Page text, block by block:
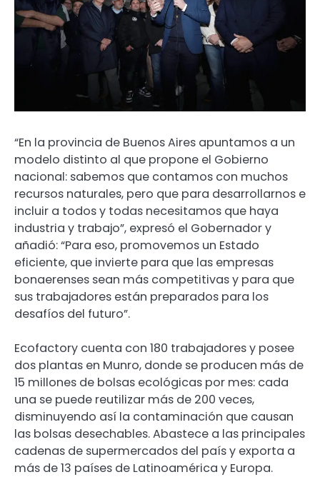
“En la provincia de Buenos Aires apuntamos a un
modelo distinto al que propone el Gobierno
nacional: sabemos que contamos con muchos
recursos naturales, pero que para desarrollarnos e
incluir a todos y todas necesitamos que haya
industria y trabajo”, expresó el Gobernador y
añadió: “Para eso, promovemos un Estado
eficiente, que invierte para que las empresas
bonaerenses sean más competitivas y para que
sus trabajadores están preparados para los
desafíos del futuro”.
Ecofactory cuenta con 180 trabajadores y posee
dos plantas en Munro, donde se producen más de
15 millones de bolsas ecológicas por mes: cada
una se puede reutilizar más de 200 veces,
disminuyendo así la contaminación que causan
las bolsas desechables. Abastece a las principales
cadenas de supermercados del país y exporta a
más de 13 países de Latinoamérica y Europa.